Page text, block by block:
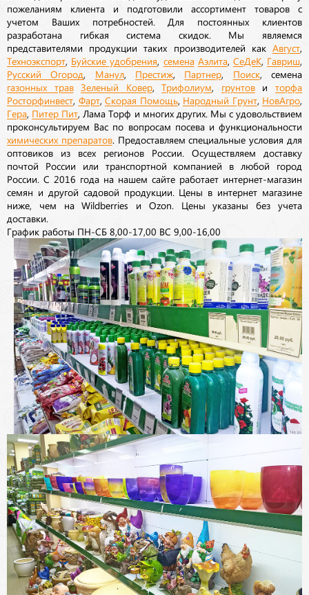
пожеланиям клиента и подготовили ассортимент товаров с
учетом Ваших потребностей. Для постоянных клиентов
разработана гибкая система скидок. Мы являемся
представителями продукции таких производителей как Август
Техноэкспорт Буйские удобрения семена Аэлита, СеДеК Гавриш
Русский Огород Манул, Престиж Партнер Поиск, семена
газонных трав Зеленый Ковер,Трифолиум грунтовиторфа
Росторфинвест Фарт, Скорая Помощь Народный Грунт, НовАгро
Гера Питер Пит , Лама Торф и многих других. Мы с удовольствием
проконсультируем Вас по вопросам посева и функциональности
химических препаратов. Предоставляем специальные условия для
оптовиков из всех регионов России. Осуществляем доставку
почтой России или транспортной компанией в любой город
России. С 2016 года на нашем сайте работает интернет-магазин
семян и другой садовой продукции. Цены в интернет магазине
ниже, чем на Wildberries и Ozon. Цены указаны без учета
доставки.
График работы ПН-СБ 8,00-17,00 ВС 9,00-16,00